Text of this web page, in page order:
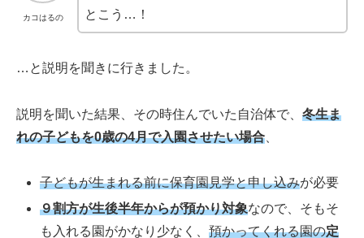
カコはるの
とこう…！
…と説明を聞きに行きました。
説明を聞いた結果、その時住んでいた自治体で、 冬生ま
れの子どもを0歳の4月で入園させたい場合
子どもが生まれる前に保育園見学と申し込みが必要
９割方が生後半年からが預かり対象なので、そもそ
も入れる園がかなり少なく、預かってくれる園の定